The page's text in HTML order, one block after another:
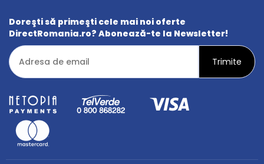
Doreşti să primeşti cele mai noi oferte
DirectRomania.ro? Abonează-te la Newsletter!